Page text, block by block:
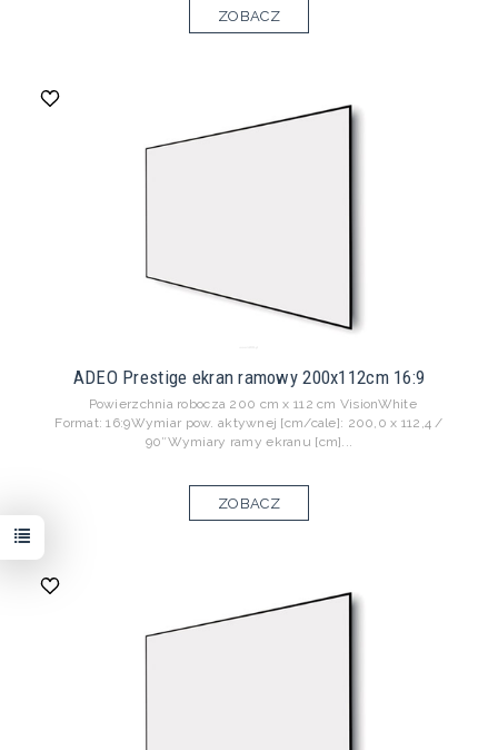
ZOBACZ
ADEO Prestige ekran ramowy 200x112cm 16:9
Powierzchnia robocza 200 cm x 112 cm VisionWhite
Format: 16:9Wymiar pow. aktywnej [cm/cale]: 200,0 x 112,4 /
90″Wymiary ramy ekranu [cm]...
ZOBACZ